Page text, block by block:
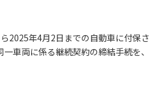
2025年4月2日までの自動車に付保さ
車両に係る継続契約の締結手続を、